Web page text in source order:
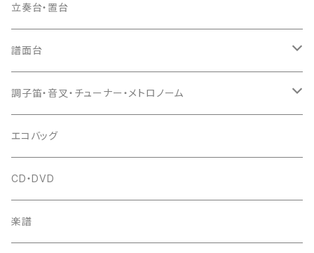
爪駒入
猫足入
爪ばさみ
箏柱
柱入
平柱入
琴台
根緒
糸
(丸三) 寿糸
はつね糸
駒
地唄駒
長唄駒
糸駒入
爪駒入
撥入
手拍子（チャンチャン）
当り鉦
シュモク（当り鉦バチ）
箏（本体）
三味線（本体）
立奏台・置台
譜面台
座奏用譜面台
立奏用譜面台
調子笛・音叉・チューナー・メトロノーム
調子笛・音叉
チューナー・メトロノーム
エコバッグ
CD・DVD
楽譜